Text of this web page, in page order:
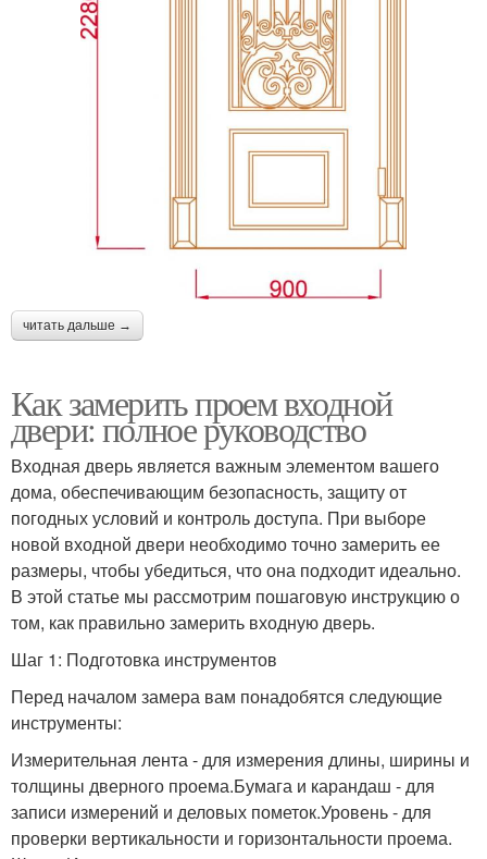
читать дальше →
Как замерить проем входной
двери: полное руководство
Входная дверь является важным элементом вашего
дома, обеспечивающим безопасность, защиту от
погодных условий и контроль доступа. При выборе
новой входной двери необходимо точно замерить ее
размеры, чтобы убедиться, что она подходит идеально.
В этой статье мы рассмотрим пошаговую инструкцию о
том, как правильно замерить входную дверь.
Шаг 1: Подготовка инструментов
Перед началом замера вам понадобятся следующие
инструменты:
Измерительная лента - для измерения длины, ширины и
толщины дверного проема.Бумага и карандаш - для
записи измерений и деловых пометок.Уровень - для
проверки вертикальности и горизонтальности проема.